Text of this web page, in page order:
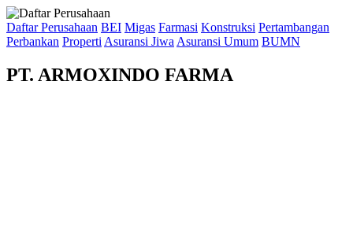
Daftar Perusahaan BEI Migas Farmasi Konstruksi Pertambangan
Perbankan Properti Asuransi Jiwa Asuransi Umum BUMN
PT. ARMOXINDO FARMA